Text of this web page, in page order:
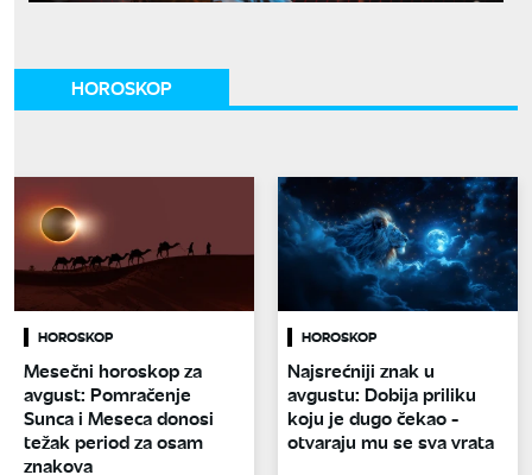
HOROSKOP
HOROSKOP
Mesečni horoskop za
avgust: Pomračenje
Sunca i Meseca donosi
težak period za osam
znakova
HOROSKOP
Najsrećniji znak u
avgustu: Dobija priliku
koju je dugo čekao -
otvaraju mu se sva vrata